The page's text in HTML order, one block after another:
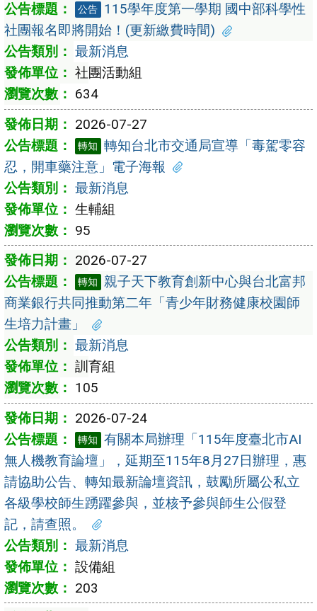
公告 115學年度第一學期 國中部科學性
社團報名即將開始！(更新繳費時間)
最新消息
社團活動組
634
2026-07-27
轉知 轉知台北市交通局宣導「毒駕零容
忍，開車藥注意」電子海報
最新消息
生輔組
95
2026-07-27
轉知 親子天下教育創新中心與台北富邦
商業銀行共同推動第二年「青少年財務健康校園師
生培力計畫」
最新消息
訓育組
105
2026-07-24
轉知 有關本局辦理「115年度臺北市AI
無人機教育論壇」，延期至115年8月27日辦理，惠
請協助公告、轉知最新論壇資訊，鼓勵所屬公私立
各級學校師生踴躍參與，並核予參與師生公假登
記，請查照。
最新消息
設備組
203